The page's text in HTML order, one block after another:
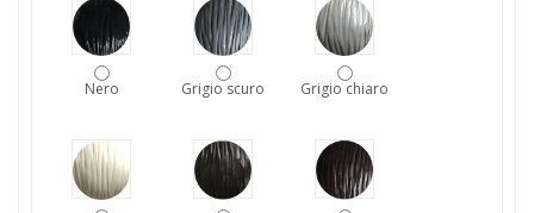
Nero Grigio scuro Grigio chiaro